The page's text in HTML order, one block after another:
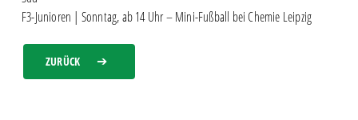
F3-Junioren | Sonntag, ab 14 Uhr – Mini-Fußball bei Chemie Leipzig
ZURÜCK